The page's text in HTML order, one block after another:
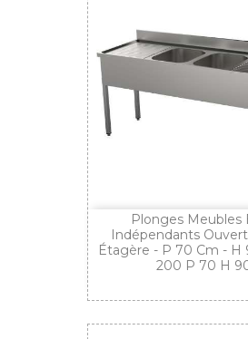
Plonges Meubles
Indépendants
Étagère - P 70 Cm - H
200 P 70 H